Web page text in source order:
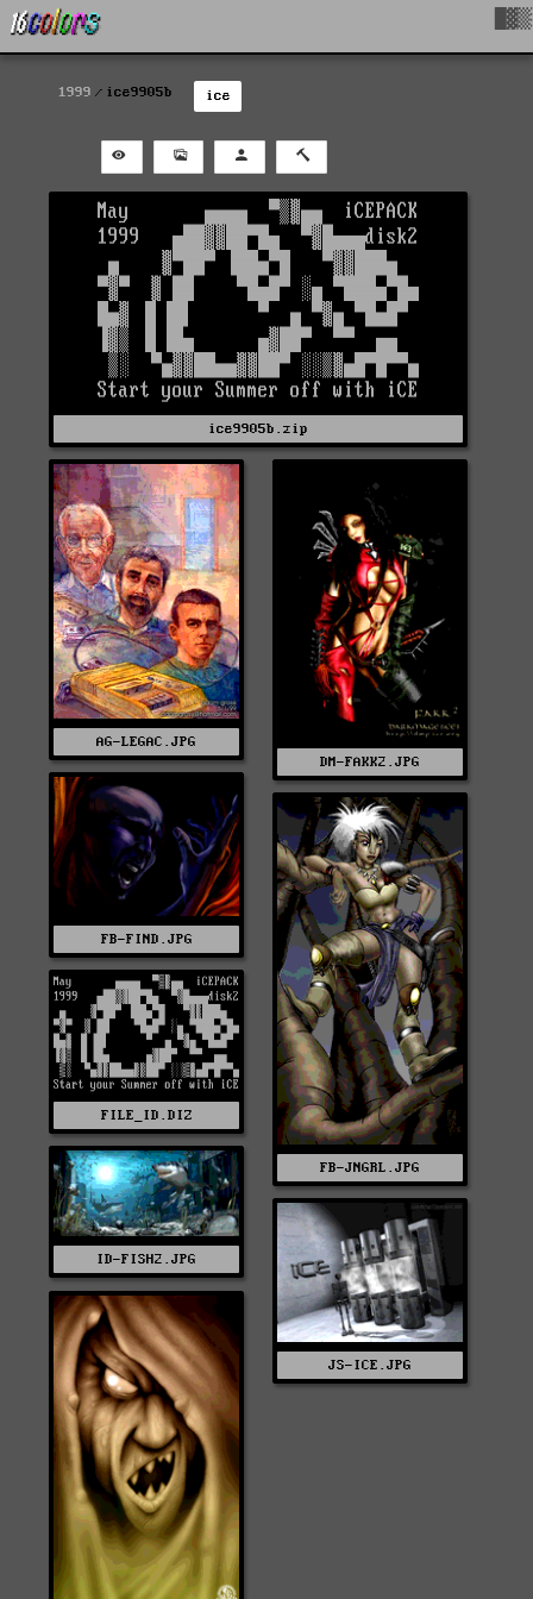
1999 ice9905b ice
ice9905b.zip
AG-LEGAC.JPG
DM-FAKK2.JPG
FB-FIND.JPG
FB-JNGRL.JPG
FILE_ID.DIZ
ID-FISH2.JPG
JS-ICE.JPG